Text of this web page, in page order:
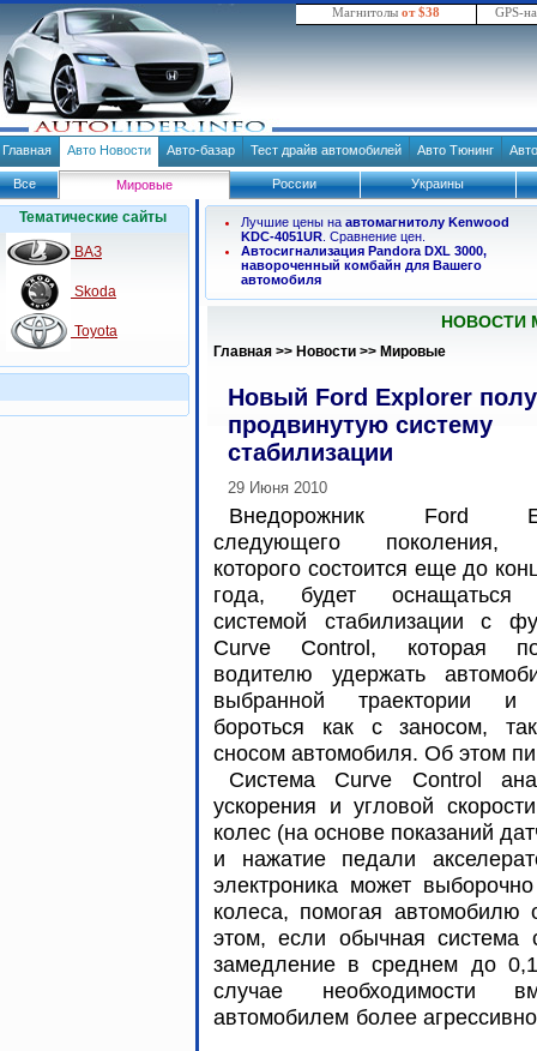
Магнитолы от $38 GPS-
Главная Авто Новости Авто-базар Тест драйв автомобилей Авто Тюнинг
Все Мировые России Украины
Тематические сайты
ВАЗ
Skoda
Toyota
Лучшие цены на автомагнитолу Kenwood
KDC-4051UR . Сравнение цен.
Автосигнализация Pandora DXL 3000,
навороченный комбайн для Вашего
автомобиля
НОВОСТИ
Главная >> Новости >> Мировые
Новый Ford Explorer
продвинутую систему
стабилизации
29 Июня 2010
Внедорожник Ford
следующего поколения,
которого состоится еще до
года, будет оснащаться
системой стабилизации с
Curve Control, которая
водителю удержать
выбранной траектории и
бороться как с заносом,
сносом автомобиля. Об этом
Система Curve Control
ускорения и угловой
колес (на основе показаний
и нажатие педали
электроника может
колеса, помогая автомобилю
этом, если обычная система
замедление в среднем до
случае необходимости
автомобилем более